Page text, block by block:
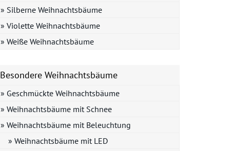
» Silberne Weihnachtsbäume
» Violette Weihnachtsbäume
» Weiße Weihnachtsbäume
Besondere Weihnachtsbäume
» Geschmückte Weihnachtsbäume
» Weihnachtsbäume mit Schnee
» Weihnachtsbäume mit Beleuchtung
» Weihnachtsbäume mit LED